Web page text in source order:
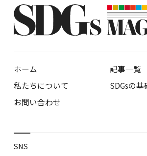
ホーム
記事一覧
私たちについて
SDGsの
お問い合わせ
SNS